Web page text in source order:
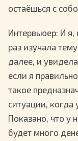
остаёшься с
Интервьюер: И я,
раз изучала
далее, и
если я
такое
ситуации, когда
Показано, что у
будет много